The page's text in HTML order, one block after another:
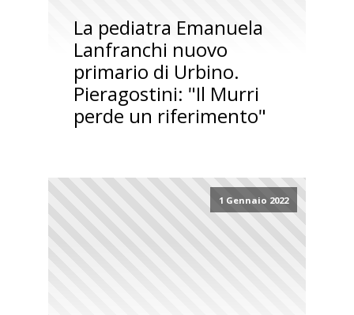
La pediatra Emanuela
Lanfranchi nuovo
primario di Urbino.
Pieragostini: "Il Murri
perde un riferimento"
1 Gennaio 2022